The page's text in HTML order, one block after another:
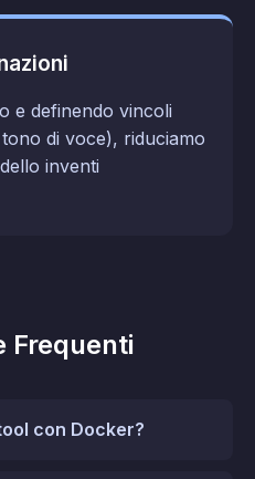
e definendo vincoli
di voce), riduciamo
inventi
Frequenti
con Docker?